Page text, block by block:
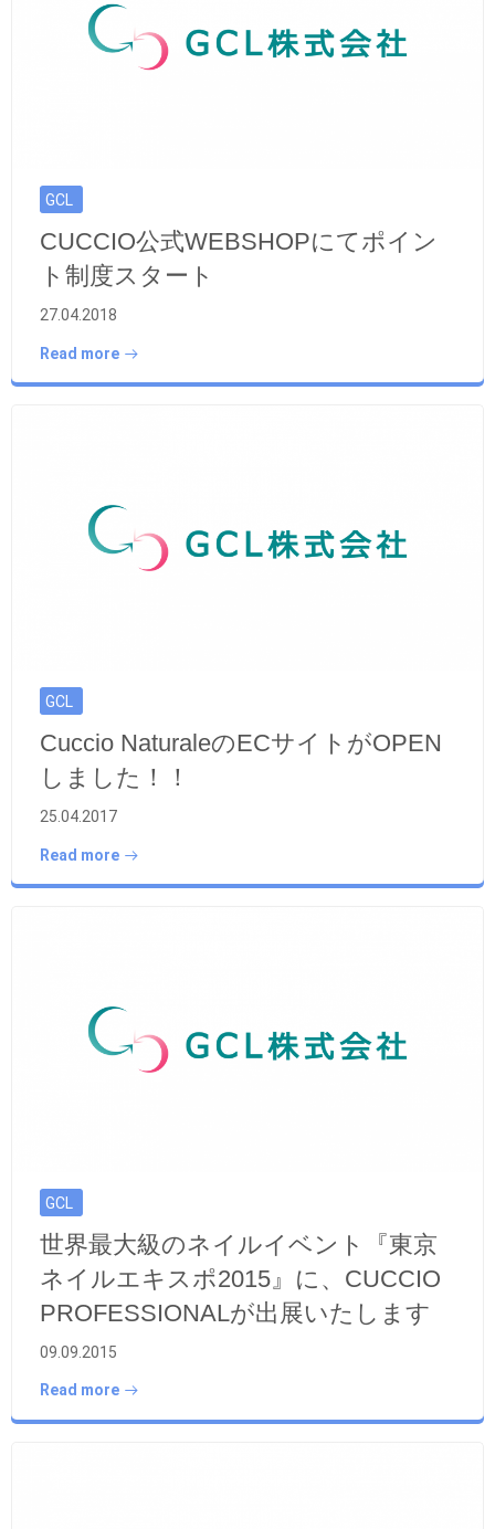
GCL
CUCCIO公式WEBSHOPにてポイン
ト制度スタート
27.04.2018
Read more
GCL
Cuccio NaturaleのECサイトがOPEN
しました！！
25.04.2017
Read more
GCL
世界最大級のネイルイベント『東京
ネイルエキスポ2015』に、CUCCIO
PROFESSIONALが出展いたします
09.09.2015
Read more